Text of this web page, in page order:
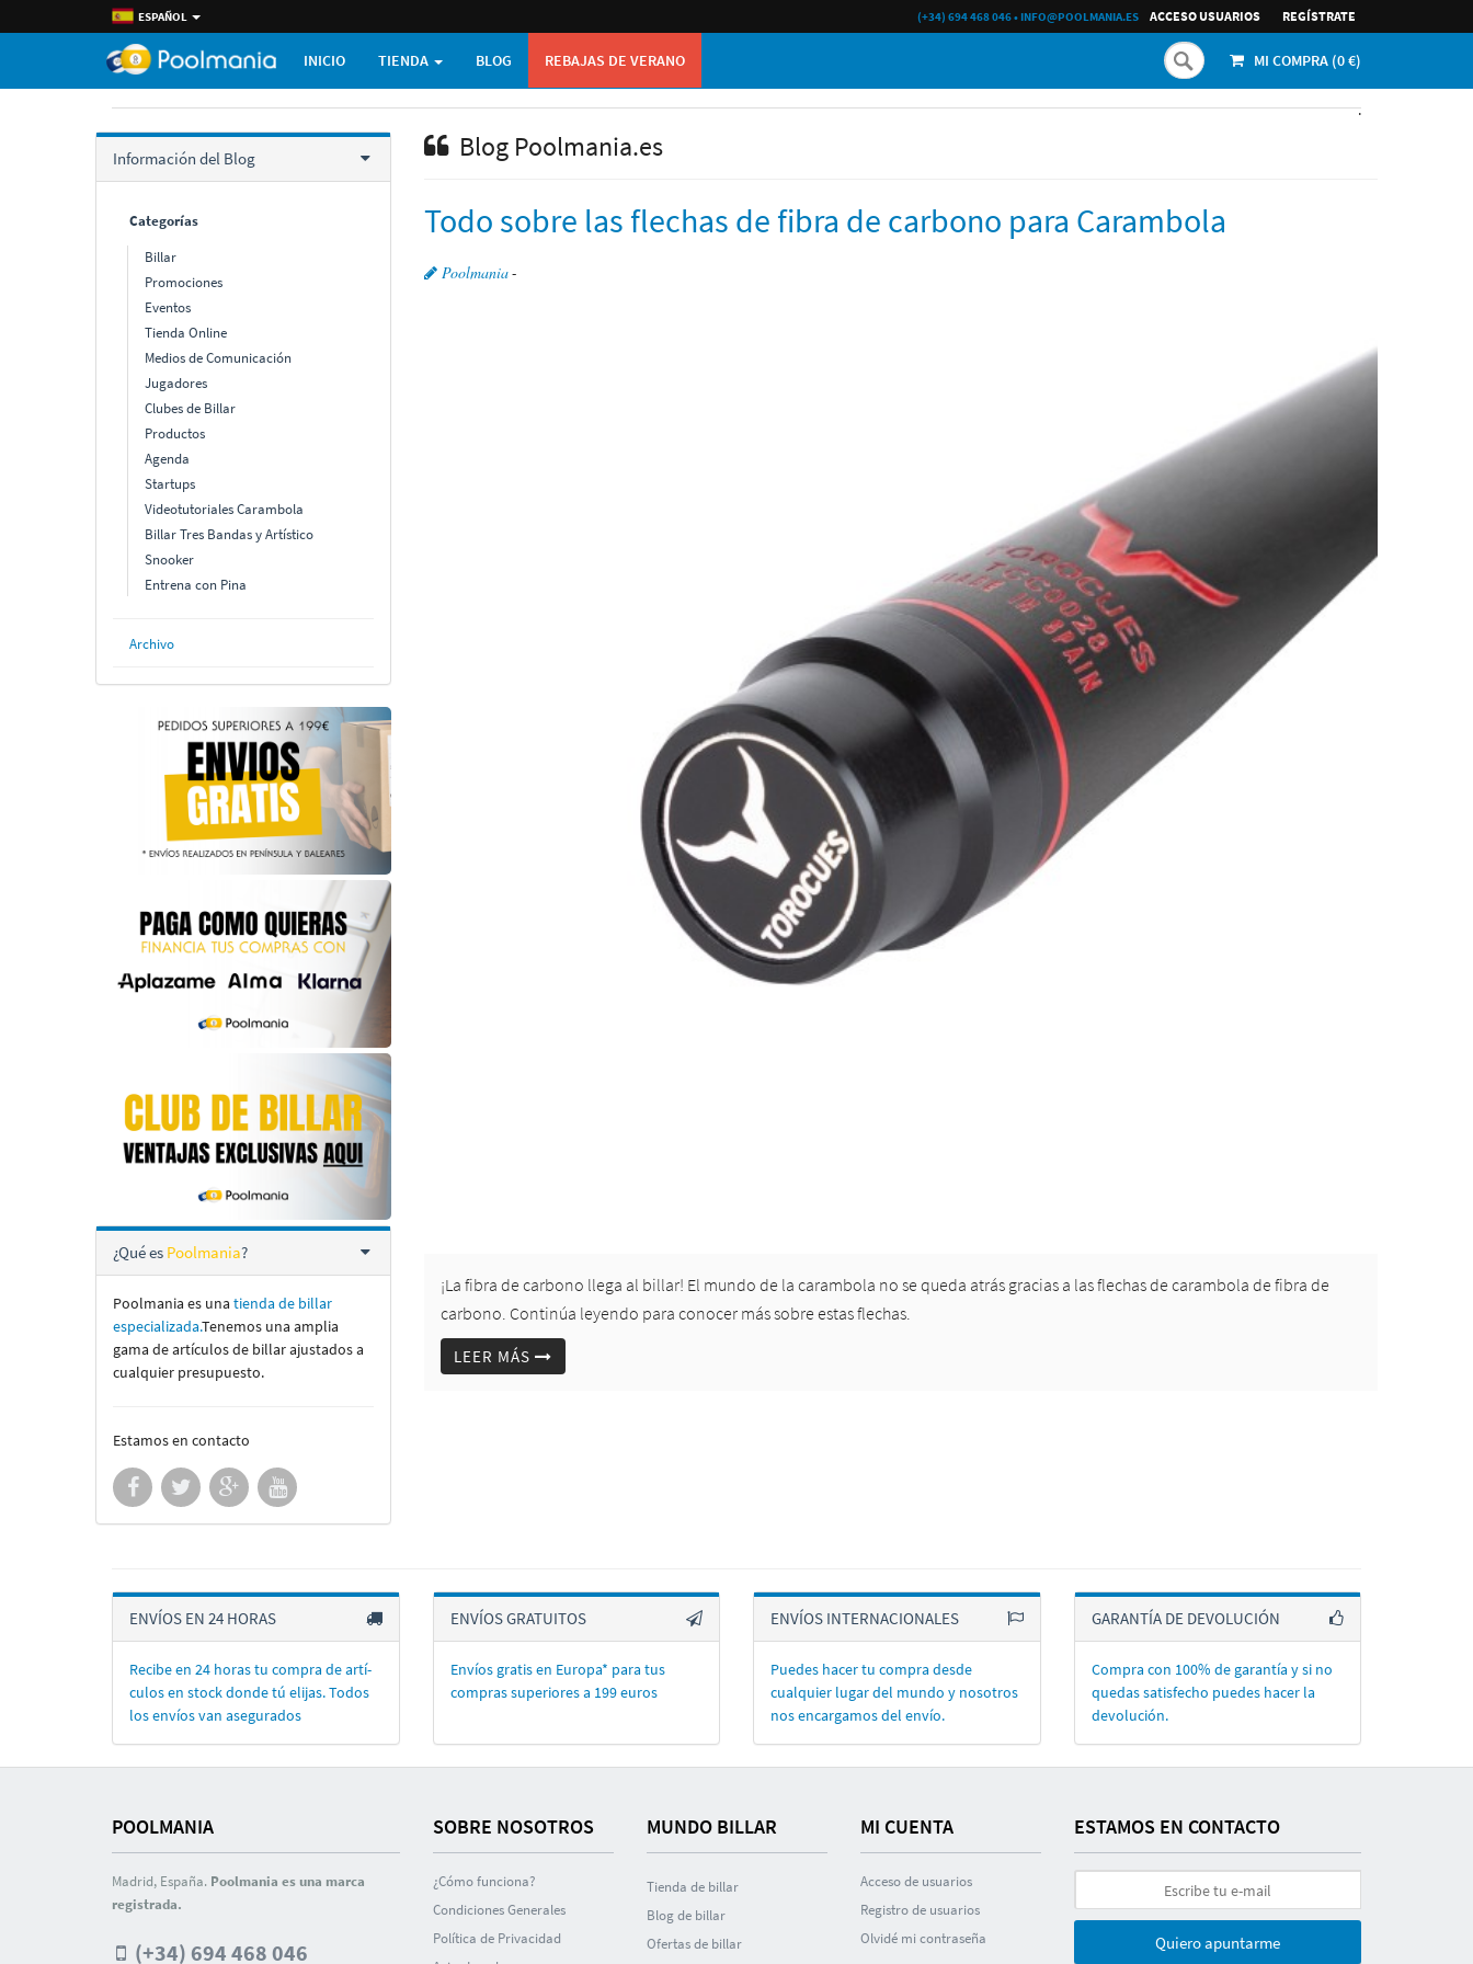
ESPAÑOL ACCESO USUARIOS REGÍ­STRATE
(+34) 694 468 046•INFO@POOLMANIA.ES
INICIO TIENDA BLOG REBAJAS DE VERANO MI COMPRA (0€)
.
Información del Blog
Categorí­as
Billar
Promociones
Eventos
Tienda Online
Medios de Comunicación
Jugadores
Clubes de Billar
Productos
Agenda
Startups
Videotutoriales Carambola
Billar Tres Bandas y Artístico
Snooker
Entrena con Pina
Archivo
¿Qué es Poolmania?
Poolmania es una tienda de billar
especializada.Tenemos una amplia
gama de artí­culos de billar ajustados a
cualquier presupuesto.
Estamos en contacto
Blog Poolmania.es
Todo sobre las flechas de fibra de carbono para Carambola
Poolmania-
¡La fibra de carbono llega al billar! El mundo de la carambola no se queda atrás gracias a las flechas de carambola de fibra de
carbono. Continúa leyendo para conocer más sobre estas flechas.
LEER MÁS
ENVÍOS EN 24 HORAS
Recibe en 24 horas tu compra de artí­
culos en stock donde tú elijas. Todos
los enví­os van asegurados
ENVÍOS GRATUITOS
Envíos gratis en Europa* para tus
compras superiores a 199 euros
ENVÍOS INTERNACIONALES
Puedes hacer tu compra desde
cualquier lugar del mundo y nosotros
nos encargamos del enví­o.
GARANTÍA DE DEVOLUCIÓN
Compra con 100% de garantí­a y si no
quedas satisfecho puedes hacer la
devolución.
POOLMANIA
Madrid, España. Poolmania es una marca
registrada.
(+34) 694 468 046
SOBRE NOSOTROS
¿Cómo funciona?
Condiciones Generales
Polí­tica de Privacidad
MUNDO BILLAR
Tienda de billar
Blog de billar
Ofertas de billar
MI CUENTA
Acceso de usuarios
Registro de usuarios
Olvidé mi contraseña
ESTAMOS EN CONTACTO
Quiero apuntarme